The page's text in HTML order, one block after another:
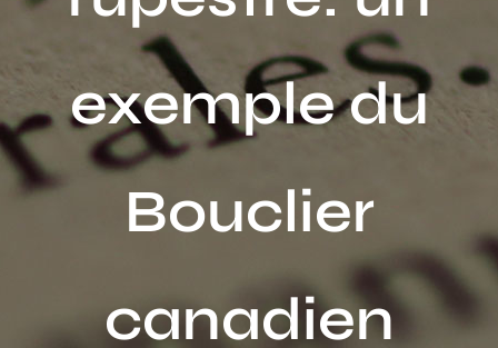
Activités
Publications
Recherche
sur
exemple du
Bouclier
canadien